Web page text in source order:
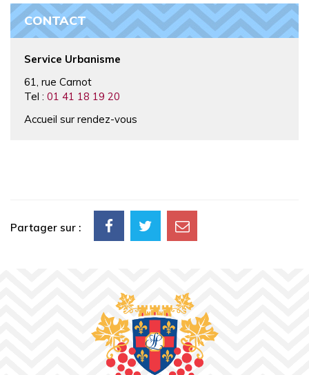
CONTACT
Service Urbanisme
61, rue Carnot
Tel : 01 41 18 19 20
Accueil sur rendez-vous
Partager sur :